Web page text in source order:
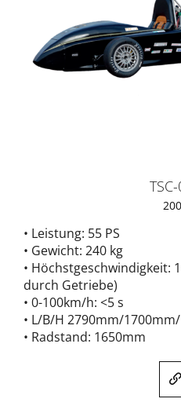
• Leistung: 55 PS
• Gewicht: 240 kg
• Höchstgeschwindigkeit:
durch Getriebe)
• 0-100km/h: <5 s
• L/B/H 2790mm/
• Radstand: 1650mm